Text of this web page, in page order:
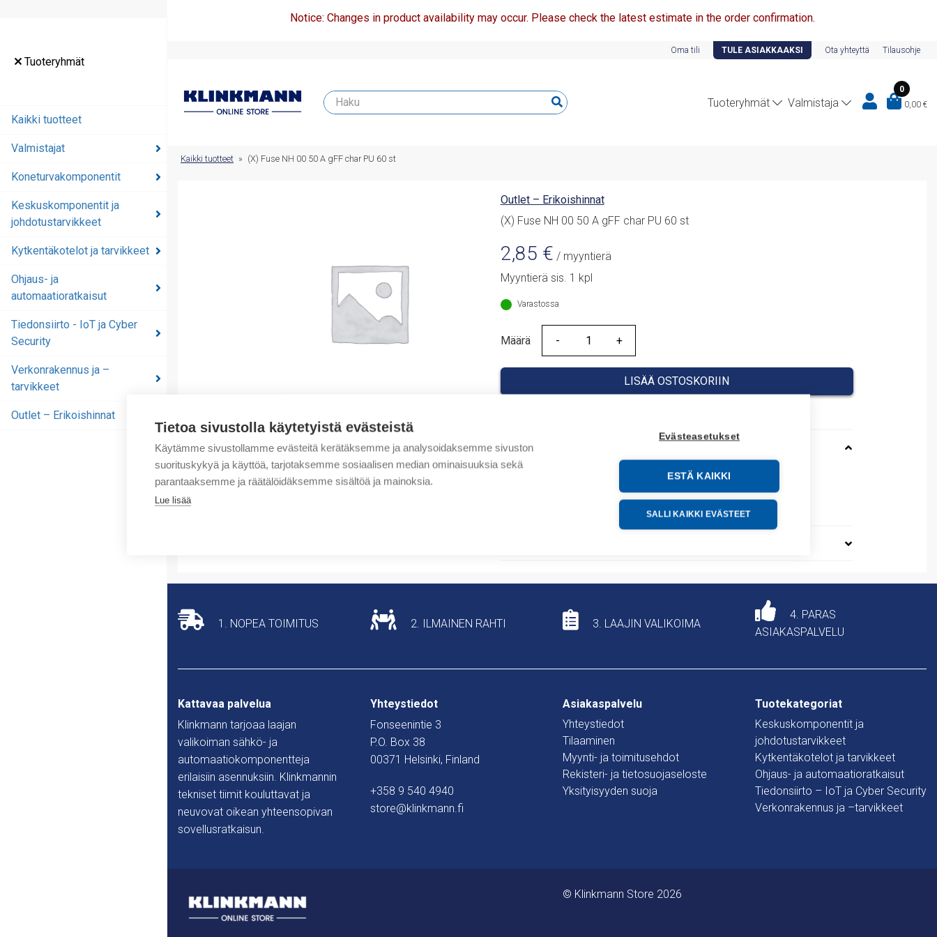
Tietoa sivustolla käytetyistä evästeistä
Käytämme sivustollamme evästeitä kerätäksemme ja analysoidaksemme sivuston
suorituskykyä ja käyttöä, tarjotaksemme sosiaalisen median ominaisuuksia sekä
parantaaksemme ja räätälöidäksemme sisältöä ja mainoksia.
Lue lisää
Evästeasetukset
ESTÄ KAIKKI
SALLI KAIKKI EVÄSTEET
Tuoteryhmät
Kaikki tuotteet
Valmistajat
Koneturvakomponentit
Keskuskomponentit ja
johdotustarvikkeet
Kytkentäkotelot ja tarvikkeet
Ohjaus- ja
automaatioratkaisut
Tiedonsiirto - IoT ja Cyber
Security
Verkonrakennus ja –
tarvikkeet
Outlet – Erikoishinnat
Notice: Changes in product availability may occur. Please check the latest estimate in the order confirmation.
Oma tili TULE ASIAKKAAKSI Ota yhteyttä Tilausohje
Tuoteryhmät Valmistaja
0
0,00 €
Outlet – Erikoishinnat
Kaikki tuotteet » (X) Fuse NH 00 50 A gFF char PU 60 st
Outlet – Erikoishinnat
(X) Fuse NH 00 50 A gFF char PU 60 st
2,85 € / myyntierä
Myyntierä sis. 1 kpl
Varastossa
Määrä
Määrä
LISÄÄ OSTOSKORIIN
Tuotekoodit
Tilauskoodi: 9001010200107010K
Tuotteen tullikoodi: 85363090
1. NOPEA TOIMITUS 2. ILMAINEN RAHTI 3. LAAJIN VALIKOIMA
4. PARAS
ASIAKASPALVELU
Kattavaa palvelua
Klinkmann tarjoaa laajan
valikoiman sähkö- ja
automaatiokomponentteja
erilaisiin asennuksiin. Klinkmannin
tekniset tiimit kouluttavat ja
neuvovat oikean yhteensopivan
sovellusratkaisun.
Yhteystiedot
Fonseenintie 3
P.O. Box 38
00371 Helsinki, Finland
+358 9 540 4940
store@klinkmann.fi
Asiakaspalvelu
Yhteystiedot
Tilaaminen
Myynti- ja toimitusehdot
Rekisteri- ja tietosuojaseloste
Yksityisyyden suoja
Tuotekategoriat
Keskuskomponentit ja
johdotustarvikkeet
Kytkentäkotelot ja tarvikkeet
Ohjaus- ja automaatioratkaisut
Tiedonsiirto – IoT ja Cyber Security
Verkonrakennus ja –tarvikkeet
© Klinkmann Store 2026